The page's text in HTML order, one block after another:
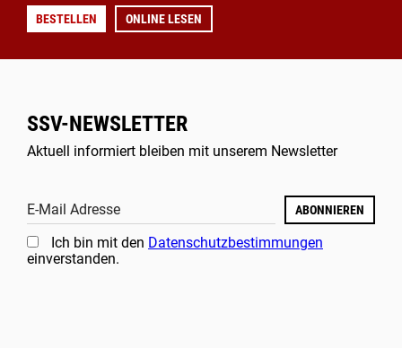
BESTELLEN ONLINE LESEN
SSV-NEWSLETTER
Aktuell informiert bleiben mit unserem Newsletter
E-Mail Adresse ABONNIEREN
Ich bin mit den Datenschutzbestimmungen
einverstanden.